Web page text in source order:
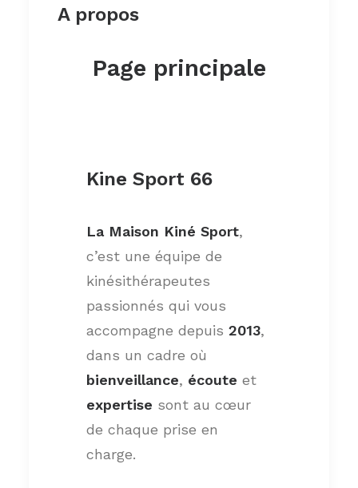
A propos
Page principale
Kine Sport 66
La Maison Kiné Sport,
c’est une équipe de
kinésithérapeutes
passionnés qui vous
accompagne depuis 2013,
dans un cadre où
bienveillance, écoute et
expertise sont au cœur
de chaque prise en
charge.